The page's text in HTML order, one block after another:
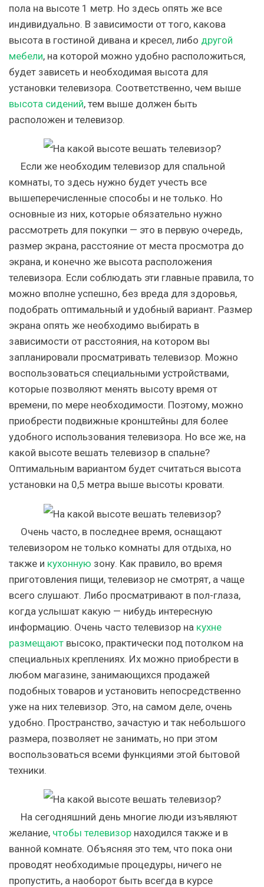
пола на высоте 1 метр. Но здесь опять же все
индивидуально. В зависимости от того, какова
высота в гостиной дивана и кресел, либо другой
мебели, на которой можно удобно расположиться,
будет зависеть и необходимая высота для
установки телевизора. Соответственно, чем выше
высота сидений, тем выше должен быть
расположен и телевизор.
Если же необходим телевизор для спальной
комнаты, то здесь нужно будет учесть все
вышеперечисленные способы и не только. Но
основные из них, которые обязательно нужно
рассмотреть для покупки — это в первую очередь,
размер экрана, расстояние от места просмотра до
экрана, и конечно же высота расположения
телевизора. Если соблюдать эти главные правила, то
можно вполне успешно, без вреда для здоровья,
подобрать оптимальный и удобный вариант. Размер
экрана опять же необходимо выбирать в
зависимости от расстояния, на котором вы
запланировали просматривать телевизор. Можно
воспользоваться специальными устройствами,
которые позволяют менять высоту время от
времени, по мере необходимости. Поэтому, можно
приобрести подвижные кронштейны для более
удобного использования телевизора. Но все же, на
какой высоте вешать телевизор в спальне?
Оптимальным вариантом будет считаться высота
установки на 0,5 метра выше высоты кровати.
Очень часто, в последнее время, оснащают
телевизором не только комнаты для отдыха, но
также и кухонную зону. Как правило, во время
приготовления пищи, телевизор не смотрят, а чаще
всего слушают. Либо просматривают в пол-глаза,
когда услышат какую — нибудь интересную
информацию. Очень часто телевизор на кухне
размещают высоко, практически под потолком на
специальных креплениях. Их можно приобрести в
любом магазине, занимающихся продажей
подобных товаров и установить непосредственно
уже на них телевизор. Это, на самом деле, очень
удобно. Пространство, зачастую и так небольшого
размера, позволяет не занимать, но при этом
воспользоваться всеми функциями этой бытовой
техники.
На сегодняшний день многие люди изъявляют
желание, чтобы телевизор находился также и в
ванной комнате. Объясняя это тем, что пока они
проводят необходимые процедуры, ничего не
пропустить, а наоборот быть всегда в курсе